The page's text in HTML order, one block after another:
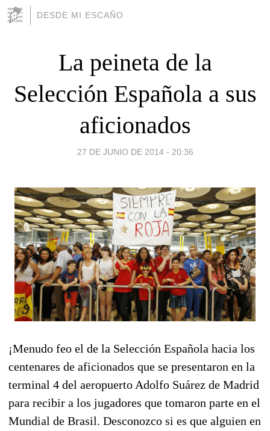
DESDE MI ESCAÑO
La peineta de la
Selección Española a sus
aficionados
27 DE JUNIO DE 2014 - 20:36
¡Menudo feo el de la Selección Española hacia los
centenares de aficionados que se presentaron en la
terminal 4 del aeropuerto Adolfo Suárez de Madrid
para recibir a los jugadores que tomaron parte en el
Mundial de Brasil. Desconozco si es que alguien en